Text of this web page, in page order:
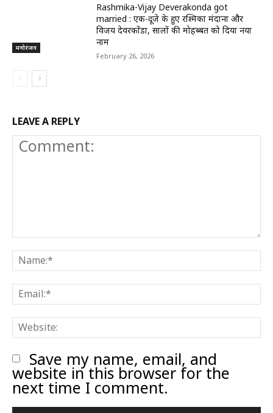
मनोरंजन
Rashmika-Vijay Deverakonda got
married : एक-दूजे के हुए रश्मिका मंदाना और
विजय देवरकोंडा, सालों की मोहब्बत को दिया नया
नाम
February 26, 2026
LEAVE A REPLY
Comment:
Save my name, email, and
website in this browser for the
next time I comment.